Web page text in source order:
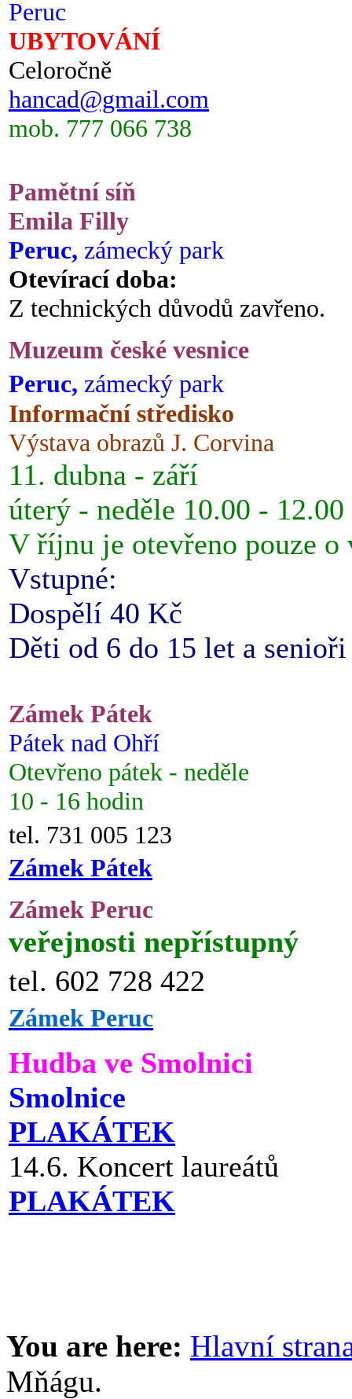
Peruc
UBYTOVÁNÍ
Celoročně
hancad@gmail.com
mob. 777 066 738
Pamětní síň
Emila Filly
Peruc, zámecký park
Otevírací doba:
Z technických důvodů zavřeno.
Muzeum české vesnice
Peruc, zámecký park
Informační středisko
Výstava obrazů J. Corvina
11. dubna - září
úterý - neděle 10.00 -
V říjnu je otevřeno pouze o
Vstupné:
Dospělí 40 Kč
Děti od 6 do 15 let a
Zámek Pátek
Pátek nad Ohří
Otevřeno pátek - neděle
10 - 16 hodin
tel. 731 005 123
Zámek Pátek
Zámek Peruc
veřejnosti nepřístupný
tel. 602 728 422
Zámek Peruc
Hudba ve Smolnici
Smolnice
PLAKÁTEK
14.6. Koncert laureátů
PLAKÁTEK
You are here: Hlavní
Mňágu.